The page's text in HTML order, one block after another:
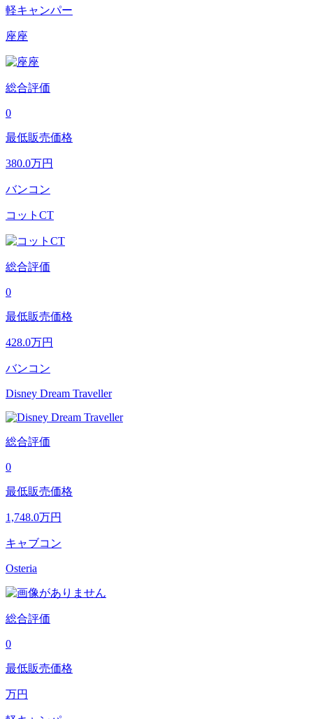
軽キャンパー
座座
総合評価
0
最低販売価格
380.0万円
バンコン
コットCT
総合評価
0
最低販売価格
428.0万円
バンコン
Disney Dream Traveller
総合評価
0
最低販売価格
1,748.0万円
キャブコン
Osteria
総合評価
0
最低販売価格
万円